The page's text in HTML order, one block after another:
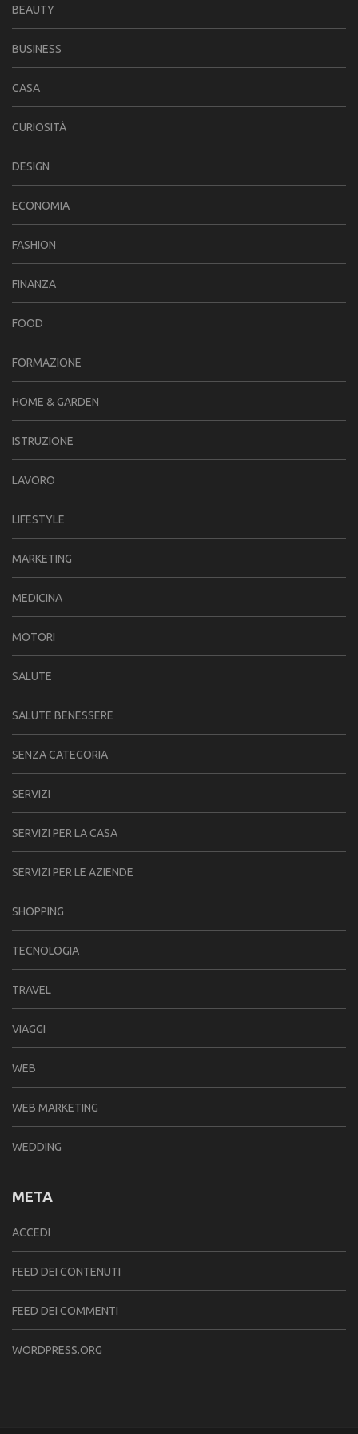
BEAUTY
BUSINESS
CASA
CURIOSITÀ
DESIGN
ECONOMIA
FASHION
FINANZA
FOOD
FORMAZIONE
HOME & GARDEN
ISTRUZIONE
LAVORO
LIFESTYLE
MARKETING
MEDICINA
MOTORI
SALUTE
SALUTE BENESSERE
SENZA CATEGORIA
SERVIZI
SERVIZI PER LA CASA
SERVIZI PER LE AZIENDE
SHOPPING
TECNOLOGIA
TRAVEL
VIAGGI
WEB
WEB MARKETING
WEDDING
META
ACCEDI
FEED DEI CONTENUTI
FEED DEI COMMENTI
WORDPRESS.ORG